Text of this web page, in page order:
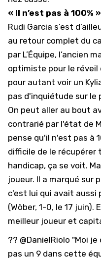
« Il n’est pas à 100% »
Rudi Garcia s’est
au retour complet du
par L’Équipe, l’ancien
optimiste pour le réveil
pour autant voir un
pas d'inquiétude sur
On peut aller au bout
contrarié par l'état de
pense qu'il n'est pas à
difficile de le récupérer
handicap, ça se voit.
joueur. Il a marqué sur
c'est lui qui avait aussi
(Wöber, 1-0, le 17 juin).
meilleur joueur et
?? @DanielRiolo "Moi je
pas un 9 dans cette